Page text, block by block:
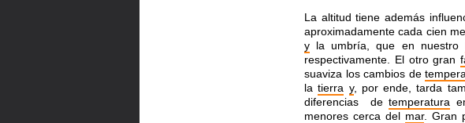
La altitud tiene además
aproximadamente cada cien
y la umbría, que en nuestro
respectivamente. El otro gran
suaviza los cambios de
latierra y, por ende, tarda
diferencias detemperatura
menores cerca del mar. Gran